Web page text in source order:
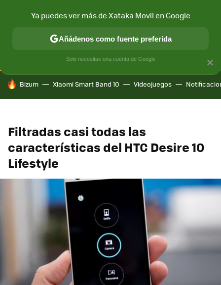
CONECTIVIDAD MÓVIL Y SOCIEDAD APLICACIONES
HOY SE HABLA DE
Bizum Xiaomi Smart Band 10 Videojuegos
Filtradas casi todas las
características del HTC Desire 10
Lifestyle
×
Ya puedes ver más de Xataka Movil en Google
Añádenos como fuente preferida
Solo necesitas una cuenta de Google